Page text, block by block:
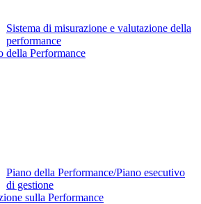
Sistema di misurazione e valutazione della
performance
della Performance
Piano della Performance/Piano esecutivo
di gestione
sulla Performance